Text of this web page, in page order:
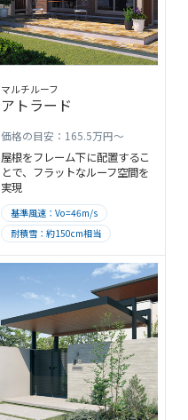
マルチルーフ
アトラード
価格の目安：165.5万円～
屋根をフレーム下に配置するこ
とで、フラットなルーフ空間を
実現
基準風速：Vo=46m/s
耐積雪：約150cm相当